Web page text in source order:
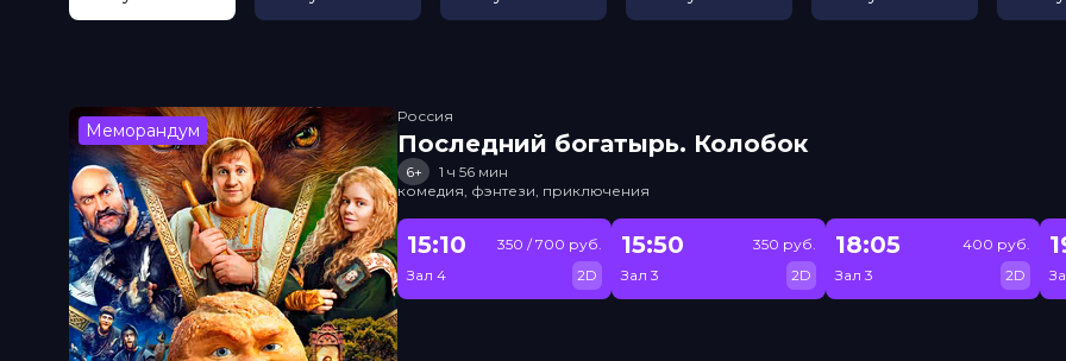
Меморандум
Россия
Последний богатырь. Колобок
6+
1 ч 56 мин
комедия, фэнтези, приключения
15:10
Зал 4
350 / 700 руб.
2D
15:50
Зал 3
350 руб.
2D
18:05
Зал 3
400 руб.
2D